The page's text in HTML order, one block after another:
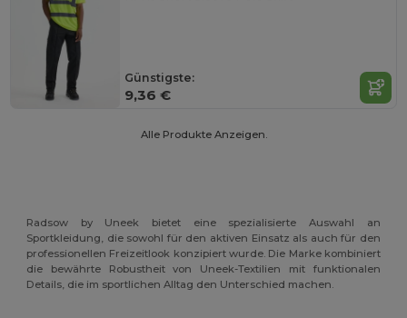
Günstigste:
9,36 €
Alle Produkte Anzeigen.
Radsow by Uneek bietet eine spezialisierte Auswahl an
Sportkleidung, die sowohl für den aktiven Einsatz als auch für den
professionellen Freizeitlook konzipiert wurde. Die Marke kombiniert
die bewährte Robustheit von Uneek-Textilien mit funktionalen
Details, die im sportlichen Alltag den Unterschied machen.